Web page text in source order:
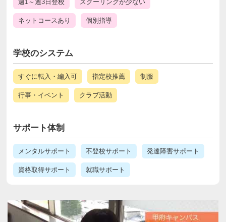
週1～週3日登校 スクーリングが少ない
ネットコースあり 個別指導
学校のシステム
すぐに転入・編入可 指定校推薦 制服
行事・イベント クラブ活動
サポート体制
メンタルサポート 不登校サポート 発達障害サポート
資格取得サポート 就職サポート